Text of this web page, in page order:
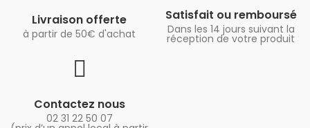
Livraison offerte
à partir de 50€ d'achat
Satisfait ou remboursé
Dans les 14 jours suivant la
réception de votre produit
Contactez nous
02 31 22 50 07